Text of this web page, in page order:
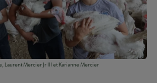
Laurent Mercier Jr III et Karianne Mercier